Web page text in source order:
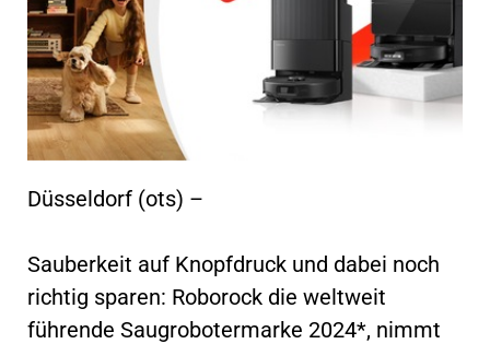
Düsseldorf (ots) –
Sauberkeit auf Knopfdruck und dabei noch
richtig sparen: Roborock die weltweit
führende Saugrobotermarke 2024*, nimmt